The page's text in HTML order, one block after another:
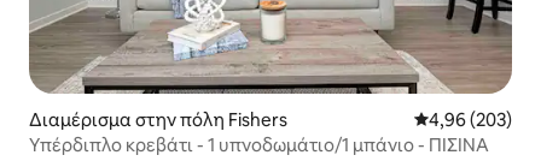
Διαμέρισμα στην πόλη Fishers Μέση
4,96 (203)
Υπέρδιπλο κρεβάτι - 1 υπνοδωμάτιο/1 μπάνιο - ΠΙΣΊΝΑ